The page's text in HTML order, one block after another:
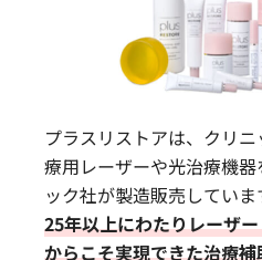
プラスリストアは、クリ
療用レーザーや光治療機
ック社が製造販売していま
25年以上にわたりレーザ
からこそ実現できた治療